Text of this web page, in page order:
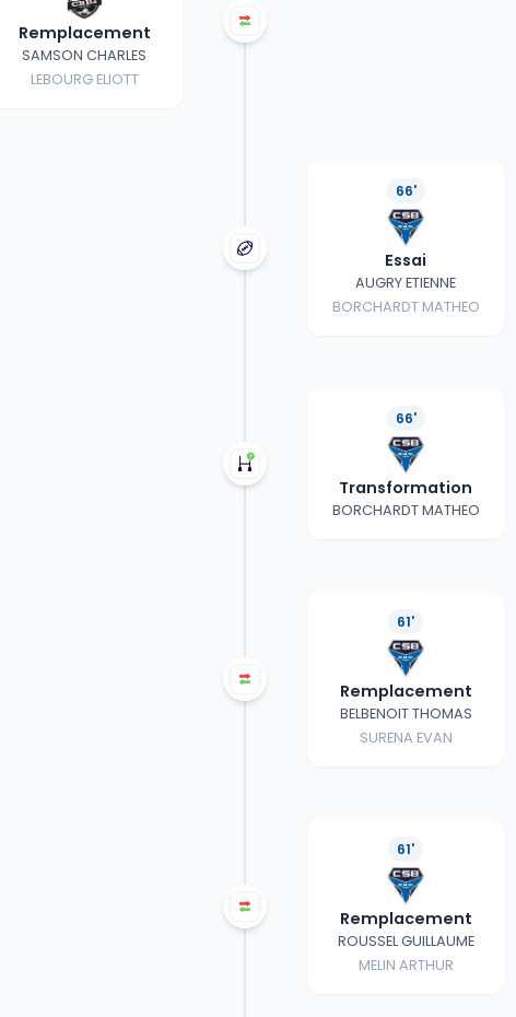
Remplacement
SAMSON CHARLES
LEBOURG ELIOTT
66'
Essai
AUGRY ETIENNE
BORCHARDT MATHEO
66'
Transformation
BORCHARDT MATHEO
61'
Remplacement
BELBENOIT THOMAS
SURENA EVAN
61'
Remplacement
ROUSSEL GUILLAUME
MELIN ARTHUR